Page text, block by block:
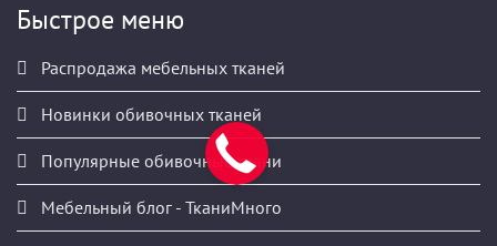
Быстрое меню
Распродажа мебельных тканей
Новинки обивочных тканей
Популярные обивочные ткани
Мебельный блог - ТканиМного